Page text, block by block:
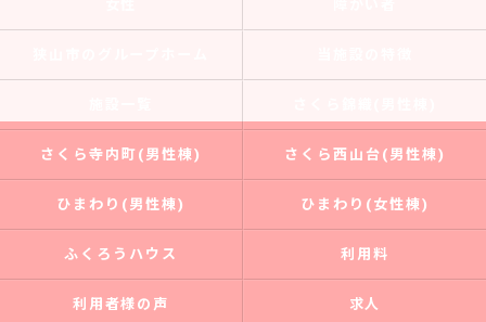
さくら寺内町(男性棟) さくら西山台(男性棟)
ひまわり(男性棟) ひまわり(女性棟)
ふくろうハウス 利用料
利用者様の声 求人